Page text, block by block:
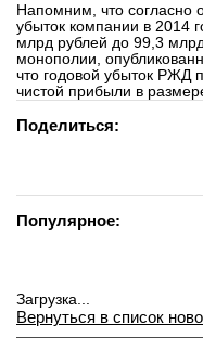
вконтакте
телеграм
Стать автором
Вход
Напомним, что
убыток компании в 2014
млрд рублей до 99,3
монополии,
что годовой убыток РЖД
чистой прибыли в
Поделиться:
Популярное:
Загрузка...
Вернуться в список